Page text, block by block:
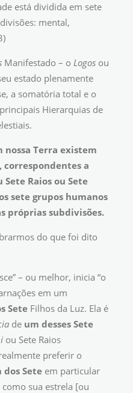
está dividida em sete
mental,
Manifestado – o Logos ou
estado plenamente
a somatória total e o
Hierarquias de
nossa Terra existem
a
Sete Raios ou Sete
sete grupos humanos
próprias subdivisões.
do que foi dito
– ou melhor, inicia “o
em um
Sete Filhos da Luz. Ela é
de um desses Sete
ou Sete Raios
preferir o
dos Sete em particular
sua estrela [ou